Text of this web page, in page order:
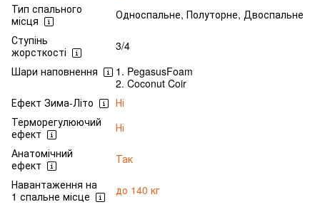
Тип спального
місця
Односпальне, Полуторне, Двоспальне
Ступінь
жорсткості
3/4
Шари наповнення
1. PegasusFoam
2. Coconut Coir
Ефект Зима-Літо
Ні
Терморегулюючий
ефект
Ні
Анатомічний
ефект
Так
Навантаження на
1 спальне місце
до 140 кг